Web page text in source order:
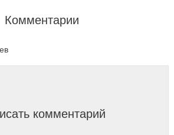
Комментарии
комментарий